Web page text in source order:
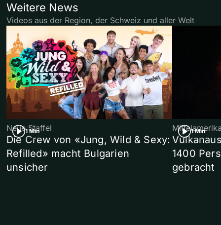
Weitere News
Videos aus der Region, der Schweiz und aller Welt
1 Min
Neue Staffel
Die Crew von «Jung, Wild & Sexy:
Refilled» macht Bulgarien
unsicher
1 Min
1400
gebracht